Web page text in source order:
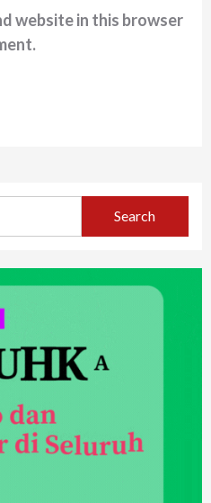
website in this browser